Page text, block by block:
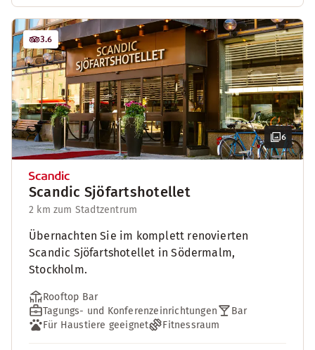
6
3.6
Scandic Sjöfartshotellet
2 km zum Stadtzentrum
Übernachten Sie im komplett renovierten
Scandic Sjöfartshotellet in Södermalm,
Stockholm.
Rooftop Bar
Tagungs- und Konferenzeinrichtungen
Bar
Für Haustiere geeignet
Fitnessraum